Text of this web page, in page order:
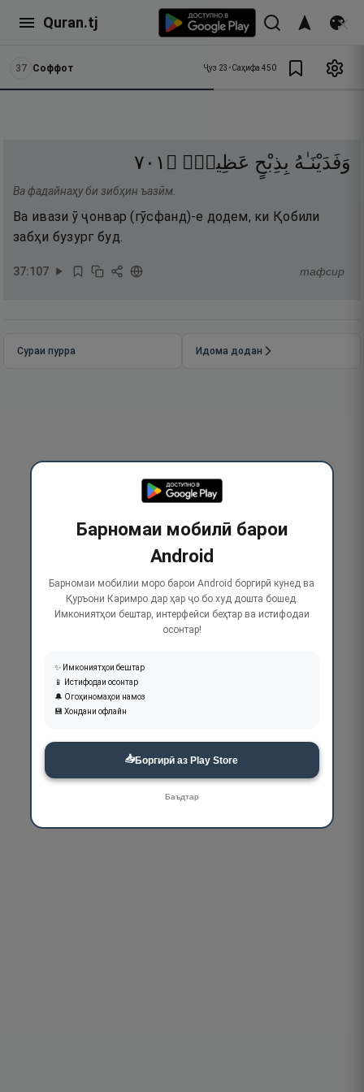
Quran.tj
37 Соффот Ҷуз 23 •Саҳифа 450
وَفَدَيْنَـٰهُ بِذِبْحٍ عَظِيمٍۢ ۝ ١٠٧
Ва фадайнаҳу би зибҳин ъазӣм.
Ва ивази ӯ ҷонвар (гӯсфанд)-е додем, ки Қобили
забҳи бузург буд.
37:107 тафсир
Сураи пурра Идома додан
Барномаи мобилӣ барои
Android
Барномаи мобилии моро барои Android боргирӣ кунед ва
Қуръони Каримро дар ҳар ҷо бо худ дошта бошед.
Имкониятҳои бештар, интерфейси беҳтар ва истифодаи
осонтар!
✨ Имкониятҳои бештар
📱 Истифодаи осонтар
🔔 Огоҳиномаҳои намоз
💾 Хондани офлайн
📥Боргирӣ аз Play Store
Баъдтар